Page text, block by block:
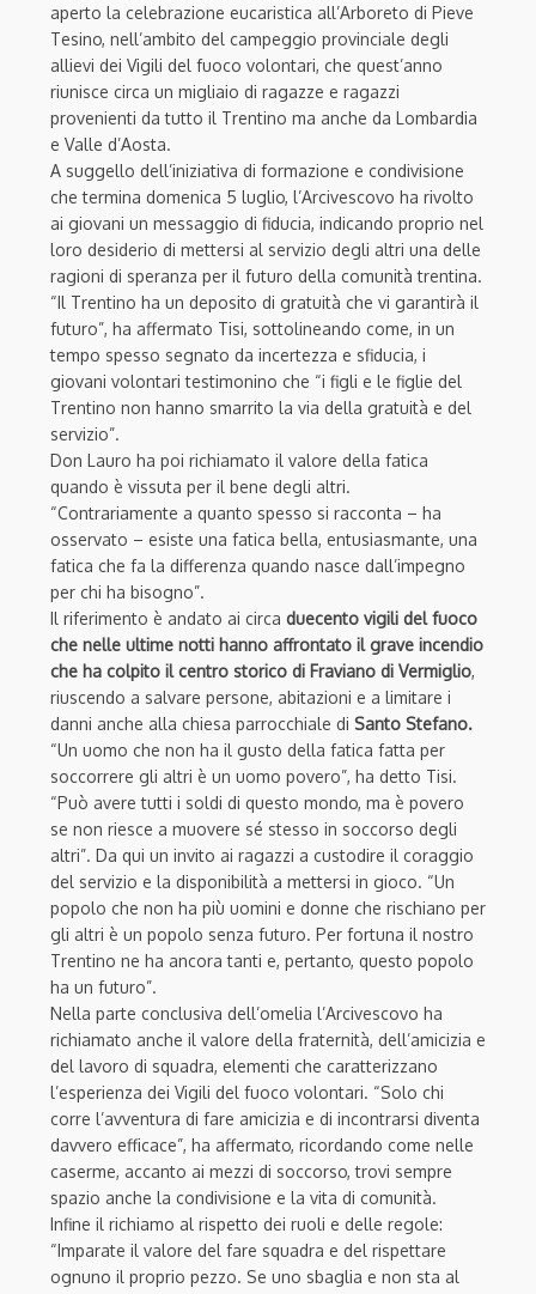
aperto la celebrazione eucaristica all’Arboreto di Pieve
Tesino, nell’ambito del campeggio provinciale degli
allievi dei Vigili del fuoco volontari, che quest’anno
riunisce circa un migliaio di ragazze e ragazzi
provenienti da tutto il Trentino ma anche da Lombardia
e Valle d’Aosta.
A suggello dell’iniziativa di formazione e condivisione
che termina domenica 5 luglio, l’Arcivescovo ha rivolto
ai giovani un messaggio di fiducia, indicando proprio nel
loro desiderio di mettersi al servizio degli altri una delle
ragioni di speranza per il futuro della comunità trentina.
“Il Trentino ha un deposito di gratuità che vi garantirà il
futuro”, ha affermato Tisi, sottolineando come, in un
tempo spesso segnato da incertezza e sfiducia, i
giovani volontari testimonino che “i figli e le figlie del
Trentino non hanno smarrito la via della gratuità e del
servizio”.
Don Lauro ha poi richiamato il valore della fatica
quando è vissuta per il bene degli altri.
“Contrariamente a quanto spesso si racconta – ha
osservato – esiste una fatica bella, entusiasmante, una
fatica che fa la differenza quando nasce dall’impegno
per chi ha bisogno”.
Il riferimento è andato ai circa duecento vigili del fuoco
che nelle ultime notti hanno affrontato il grave incendio
che ha colpito il centro storico di Fraviano di Vermiglio,
riuscendo a salvare persone, abitazioni e a limitare i
danni anche alla chiesa parrocchiale di Santo Stefano.
“Un uomo che non ha il gusto della fatica fatta per
soccorrere gli altri è un uomo povero”, ha detto Tisi.
“Può avere tutti i soldi di questo mondo, ma è povero
se non riesce a muovere sé stesso in soccorso degli
altri”. Da qui un invito ai ragazzi a custodire il coraggio
del servizio e la disponibilità a mettersi in gioco. “Un
popolo che non ha più uomini e donne che rischiano per
gli altri è un popolo senza futuro. Per fortuna il nostro
Trentino ne ha ancora tanti e, pertanto, questo popolo
ha un futuro”.
Nella parte conclusiva dell’omelia l’Arcivescovo ha
richiamato anche il valore della fraternità, dell’amicizia e
del lavoro di squadra, elementi che caratterizzano
l’esperienza dei Vigili del fuoco volontari. “Solo chi
corre l’avventura di fare amicizia e di incontrarsi diventa
davvero efficace”, ha affermato, ricordando come nelle
caserme, accanto ai mezzi di soccorso, trovi sempre
spazio anche la condivisione e la vita di comunità.
Infine il richiamo al rispetto dei ruoli e delle regole:
“Imparate il valore del fare squadra e del rispettare
ognuno il proprio pezzo. Se uno sbaglia e non sta al